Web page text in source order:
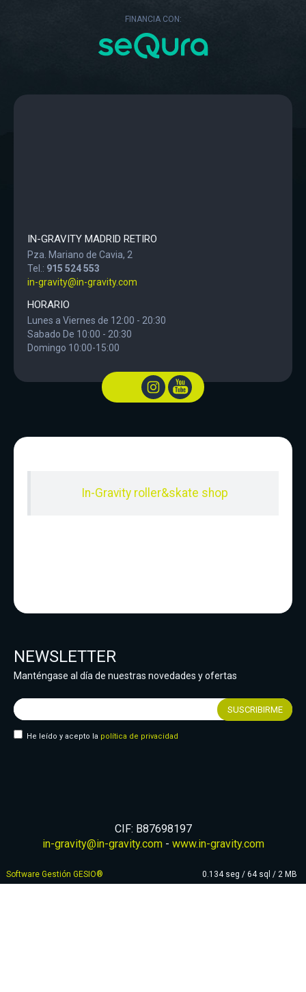
FINANCIA CON:
In-Gravity roller&skate shop
IN-GRAVITY MADRID RETIRO
Pza. Mariano de Cavia, 2
Tel.: 915 524 553
in-gravity@in-gravity.com
HORARIO
Lunes a Viernes de 12:00 - 20:30
Sabado De 10:00 - 20:30
Domingo 10:00-15:00
NEWSLETTER
Manténgase al día de nuestras novedades y ofertas
He leído y acepto la política de privacidad
CIF: B87698197
in-gravity@in-gravity.com- www.in-gravity.com
Software Gestión GESIO® 0.134 seg / 64 sql / 2 MB